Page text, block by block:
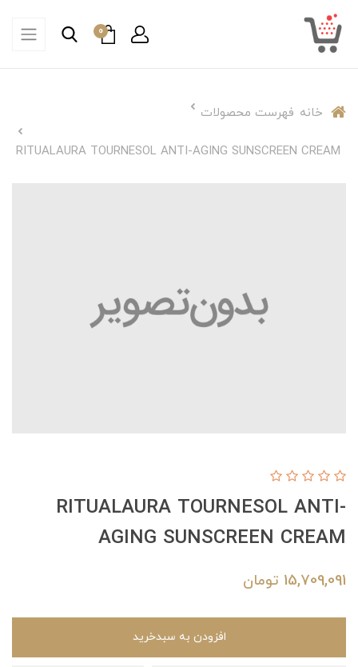
0
خانه فهرست محصولات
RITUALAURA TOURNESOL ANTI-AGING SUNSCREEN CREAM
RITUALAURA TOURNESOL ANTI-
AGING SUNSCREEN CREAM
15,709,091 تومان
افزودن به سبدخرید